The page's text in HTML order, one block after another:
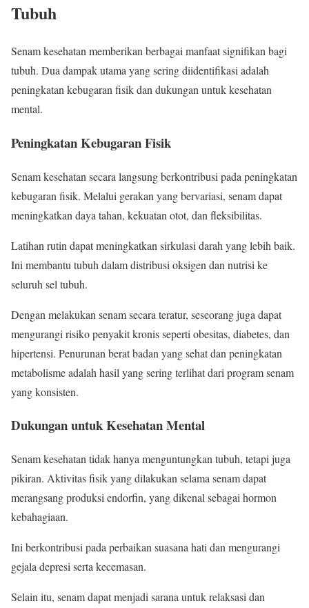
Tubuh
Senam kesehatan memberikan berbagai manfaat signifikan bagi
tubuh. Dua dampak utama yang sering diidentifikasi adalah
peningkatan kebugaran fisik dan dukungan untuk kesehatan
mental.
Peningkatan Kebugaran Fisik
Senam kesehatan secara langsung berkontribusi pada peningkatan
kebugaran fisik. Melalui gerakan yang bervariasi, senam dapat
meningkatkan daya tahan, kekuatan otot, dan fleksibilitas.
Latihan rutin dapat meningkatkan sirkulasi darah yang lebih baik.
Ini membantu tubuh dalam distribusi oksigen dan nutrisi ke
seluruh sel tubuh.
Dengan melakukan senam secara teratur, seseorang juga dapat
mengurangi risiko penyakit kronis seperti obesitas, diabetes, dan
hipertensi. Penurunan berat badan yang sehat dan peningkatan
metabolisme adalah hasil yang sering terlihat dari program senam
yang konsisten.
Dukungan untuk Kesehatan Mental
Senam kesehatan tidak hanya menguntungkan tubuh, tetapi juga
pikiran. Aktivitas fisik yang dilakukan selama senam dapat
merangsang produksi endorfin, yang dikenal sebagai hormon
kebahagiaan.
Ini berkontribusi pada perbaikan suasana hati dan mengurangi
gejala depresi serta kecemasan.
Selain itu, senam dapat menjadi sarana untuk relaksasi dan